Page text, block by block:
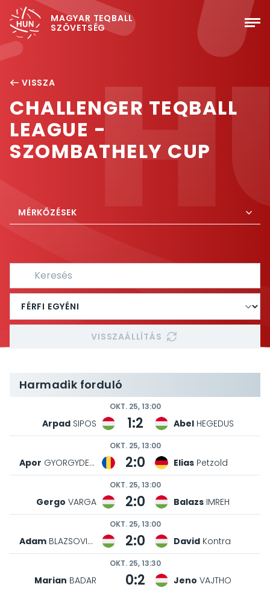
MAGYAR TEQBALL
SZÖVETSÉG
VISSZA
CHALLENGER TEQBALL
LEAGUE -
SZOMBATHELY CUP
MÉRKŐZÉSEK
VISSZAÁLLÍTÁS
Harmadik forduló
OKT. 25, 13:00
Arpad SIPOS 1:2 Abel HEGEDUS
OKT. 25, 13:00
Apor GYORGYDEAK 2:0 Elias Petzold
OKT. 25, 13:00
Gergo VARGA 2:0 Balazs IMREH
OKT. 25, 13:00
Adam BLAZSOVICS 2:0 David Kontra
OKT. 25, 13:30
Marian BADAR 0:2 Jeno VAJTHO